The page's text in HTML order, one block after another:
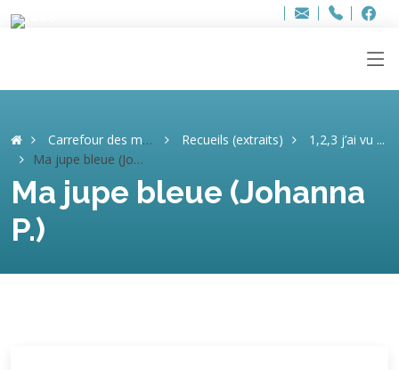
Adresse
info..hâthe..
Tel.
Tel.
Carrefour des mémoires Recueils (extraits)
1,2,3 j’ai vu ...
Ma jupe bleue (Johanna P.)
Ma jupe bleue (Johanna
P.)